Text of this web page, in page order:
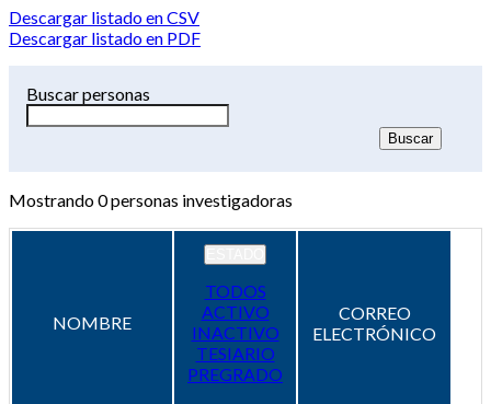
Descargar listado en CSV
Descargar listado en PDF
Buscar personas
Mostrando0personas investigadoras
NOMBRE
TODOS
ACTIVO
INACTIVO
TESIARIO
PREGRADO
CORREO
ELECTRÓNICO